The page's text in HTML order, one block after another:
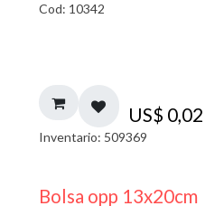
Cod: 10342
US$ 0,02
Inventario: 509369
Bolsa opp 13x20cm